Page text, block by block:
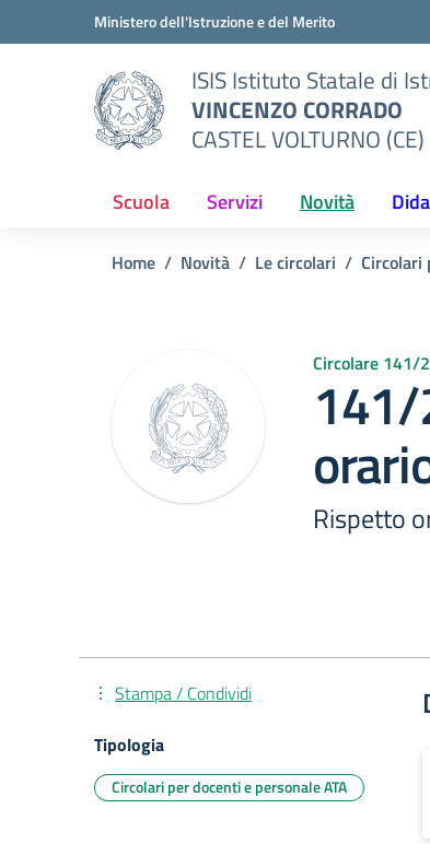
Vai ai contenuti
Vai al menu di navigazioneMinistero dell'Istruzione e del Merito
ISIS Istituto Statale di
VINCENZO CORRADO
CASTEL VOLTURNO (CE)
Scuola Servizi Novità
Home Novità Le circolari Circolari
Circolare 141/
Rispetto
Stampa / Condividi
Tipologia
Circolari per docenti e personale ATA